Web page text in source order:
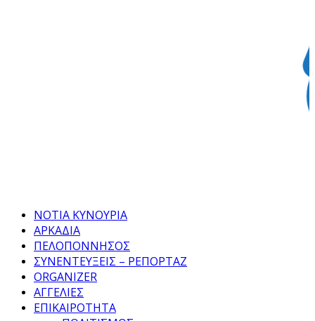
ΝΟΤΙΑ ΚΥΝΟΥΡΙΑ
ΑΡΚΑΔΙΑ
ΠΕΛΟΠΟΝΝΗΣΟΣ
ΣΥΝΕΝΤΕΥΞΕΙΣ – ΡΕΠΟΡΤΑΖ
ORGANIZER
ΑΓΓΕΛΙΕΣ
ΕΠΙΚΑΙΡΟΤΗΤΑ